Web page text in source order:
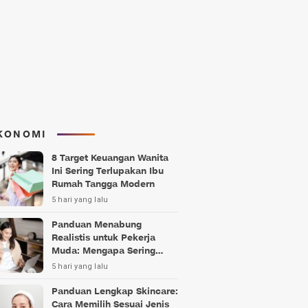
8 Target Keuangan Wanita
Ini Sering Terlupakan Ibu
Rumah Tangga Modern
5 hari yang lalu
Panduan Menabung
Realistis untuk Pekerja
Muda: Mengapa Sering
Gagal?
5 hari yang lalu
Panduan Lengkap Skincare:
Cara Memilih Sesuai Jenis